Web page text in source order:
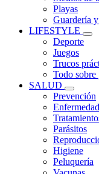
Playas
Guardería
LIFESTYLE
Deporte
Juegos
Trucos
Todo sobre
SALUD
Prevención
Parásitos
Higiene
Peluquería